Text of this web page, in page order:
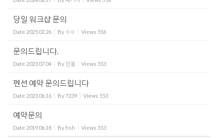
당일 워크샵 문의
Date 2025.02.26 By ㅇㅇ Views 556
문의드립니다.
Date 2023.07.04 By 민철 Views 553
펜션 예약 문의드립니다
Date 2023.06.16 By7239 Views 553
예약문의
Date 2019.06.18 By hsh Views 553